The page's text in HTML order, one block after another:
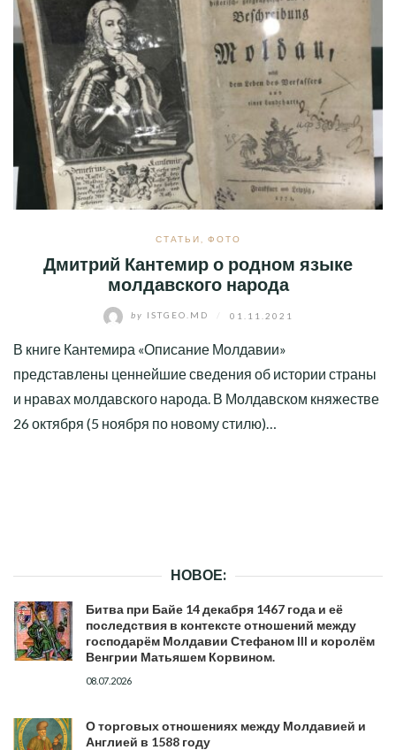
СТАТЬИ ФОТО
Дмитрий Кантемир о родном языке
молдавского народа
by ISTGEO.MD 01.11.2021
В книге Кантемира «Описание Молдавии»
представлены ценнейшие сведения об истории страны
и нравах молдавского народа. В Молдавском княжестве
26 октября (5 ноября по новому стилю)…
НОВОЕ:
Битва при Байе 14 декабря 1467 года и её
последствия в контексте отношений между
господарём Молдавии Стефаном III и королём
Венгрии Матьяшем Корвином.
08.07.2026
О торговых отношениях между Молдавией и
Англией в 1588 году